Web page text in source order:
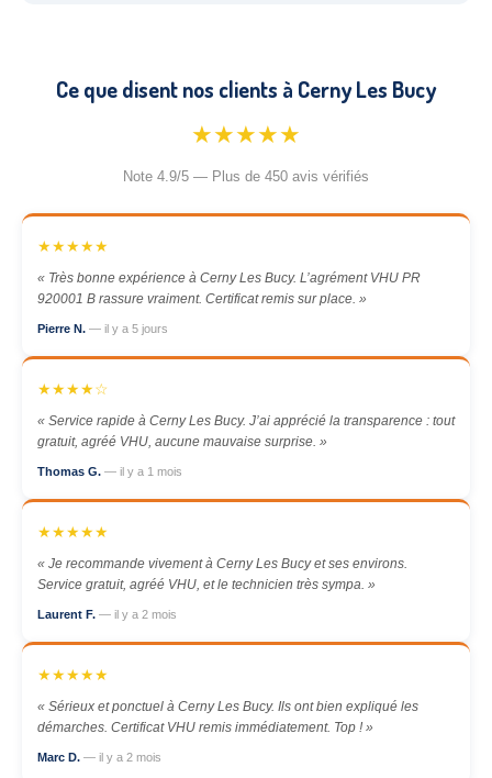
Ce que disent nos clients à Cerny Les Bucy
★★★★★
Note 4.9/5 — Plus de 450 avis vérifiés
★★★★★
« Très bonne expérience à Cerny Les Bucy. L’agrément VHU PR
920001 B rassure vraiment. Certificat remis sur place. »
Pierre N. — il y a 5 jours
★★★★☆
« Service rapide à Cerny Les Bucy. J’ai apprécié la transparence : tout
gratuit, agréé VHU, aucune mauvaise surprise. »
Thomas G. — il y a 1 mois
★★★★★
« Je recommande vivement à Cerny Les Bucy et ses environs.
Service gratuit, agréé VHU, et le technicien très sympa. »
Laurent F. — il y a 2 mois
★★★★★
« Sérieux et ponctuel à Cerny Les Bucy. Ils ont bien expliqué les
démarches. Certificat VHU remis immédiatement. Top ! »
Marc D. — il y a 2 mois